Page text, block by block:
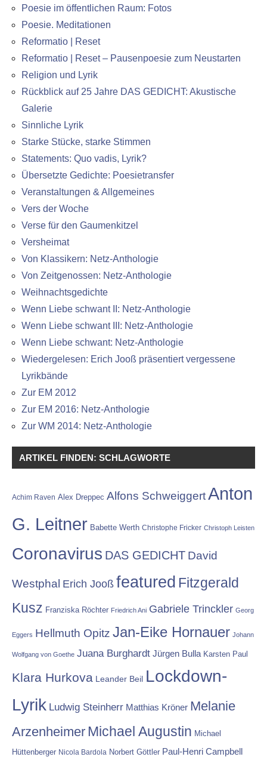
Poesie im öffentlichen Raum: Fotos
Poesie. Meditationen
Reformatio | Reset
Reformatio | Reset – Pausenpoesie zum Neustarten
Religion und Lyrik
Rückblick auf 25 Jahre DAS GEDICHT: Akustische
Galerie
Sinnliche Lyrik
Starke Stücke, starke Stimmen
Statements: Quo vadis, Lyrik?
Übersetzte Gedichte: Poesietransfer
Veranstaltungen & Allgemeines
Vers der Woche
Verse für den Gaumenkitzel
Versheimat
Von Klassikern: Netz-Anthologie
Von Zeitgenossen: Netz-Anthologie
Weihnachtsgedichte
Wenn Liebe schwant II: Netz-Anthologie
Wenn Liebe schwant III: Netz-Anthologie
Wenn Liebe schwant: Netz-Anthologie
Wiedergelesen: Erich Jooß präsentiert vergessene
Lyrikbände
Zur EM 2012
Zur EM 2016: Netz-Anthologie
Zur WM 2014: Netz-Anthologie
ARTIKEL FINDEN: SCHLAGWORTE
Achim Raven Alex Dreppec Alfons SchweiggertAnton
G. Leitner Babette Werth Christophe Fricker Christoph Leisten
Coronavirus DAS GEDICHT David
Westphal Erich Jooß featured Fitzgerald
Kusz Franziska Röchter Friedrich Ani Gabriele Trinckler Georg
Eggers Hellmuth Opitz Jan-Eike Hornauer Johann
Wolfgang von Goethe Juana Burghardt Jürgen Bulla Karsten Paul
Klara Hurkova Leander Beil Lockdown-
Lyrik Ludwig Steinherr Matthias Kröner Melanie
Arzenheimer Michael Augustin Michael
Hüttenberger Nicola Bardola Norbert Göttler Paul-Henri Campbell